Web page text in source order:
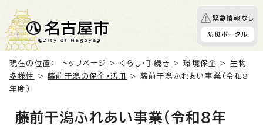
緊急情報なし
防災ポータル
現在の位置： トップページ > くらし・手続き >環境保全 > 生物
多様性
>藤前干潟の保全・活用
> 藤前干潟ふれあい事業（令和8
年度）
藤前干潟ふれあい事業（令和8年